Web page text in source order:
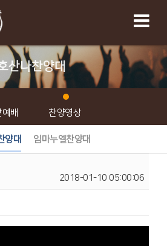
산나찬양대
배 찬양영상
양대 임마누엘찬양대
2018-01-10 05:00:06